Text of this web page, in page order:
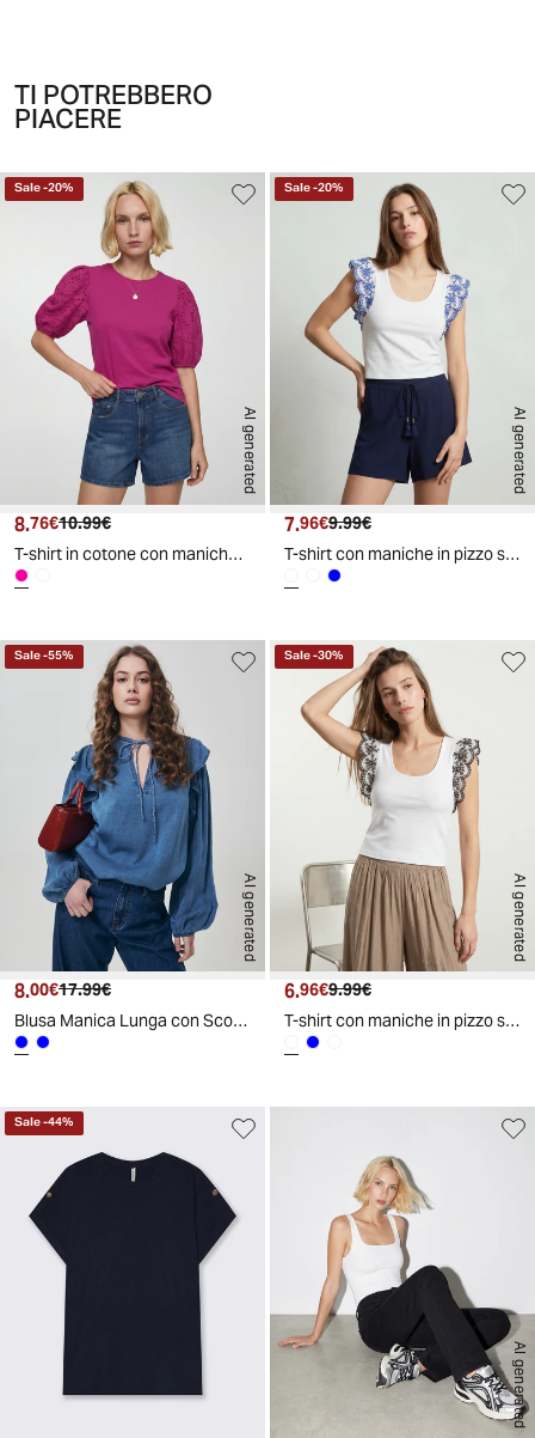
TI POTREBBERO
PIACERE
AI generated
Sale-20%
Prezzo attuale
8.76€ Prezzo originale
10.99€
T-shirt in cotone con maniche in pizzo - Fuxia
AI generated
Sale-20%
Prezzo attuale
7.96€ Prezzo originale
9.99€
T-shirt con maniche in pizzo sangallo
AI generated
Sale-55%
Prezzo attuale
8.00€ Prezzo originale
17.99€
Blusa Manica Lunga con Scollo a V e Rouches - Denim
AI generated
Sale-30%
Prezzo attuale
6.96€ Prezzo originale
9.99€
T-shirt con maniche in pizzo sangallo - Bianco
Sale-44%
AI generated